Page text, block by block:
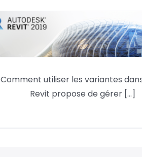
Comment utiliser les
dans Revit
Comment utiliser les variantes
Revit propose de gérer [...]